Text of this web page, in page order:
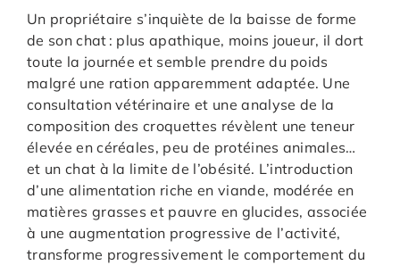
Un propriétaire s’inquiète de la baisse de forme
de son chat : plus apathique, moins joueur, il dort
toute la journée et semble prendre du poids
malgré une ration apparemment adaptée. Une
consultation vétérinaire et une analyse de la
composition des croquettes révèlent une teneur
élevée en céréales, peu de protéines animales…
et un chat à la limite de l’obésité. L’introduction
d’une alimentation riche en viande, modérée en
matières grasses et pauvre en glucides, associée
à une augmentation progressive de l’activité,
transforme progressivement le comportement du